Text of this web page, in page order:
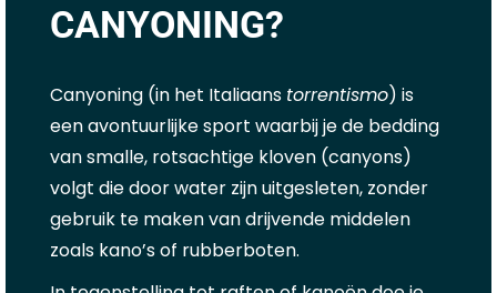
CANYONING?
Canyoning (in het Italiaans torrentismo) is
een avontuurlijke sport waarbij je de bedding
van smalle, rotsachtige kloven (canyons)
volgt die door water zijn uitgesleten, zonder
gebruik te maken van drijvende middelen
zoals kano’s of rubberboten.